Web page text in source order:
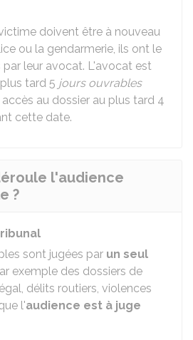
doivent être à nouveau
ou la gendarmerie, ils ont le
par leur avocat. L'avocat est
tard 5 jours ouvrables
au dossier au plus tard 4
cette date.
l'audience
?
sont jugées par un seul
exemple des dossiers de
délits routiers, violences
l'audience est à juge